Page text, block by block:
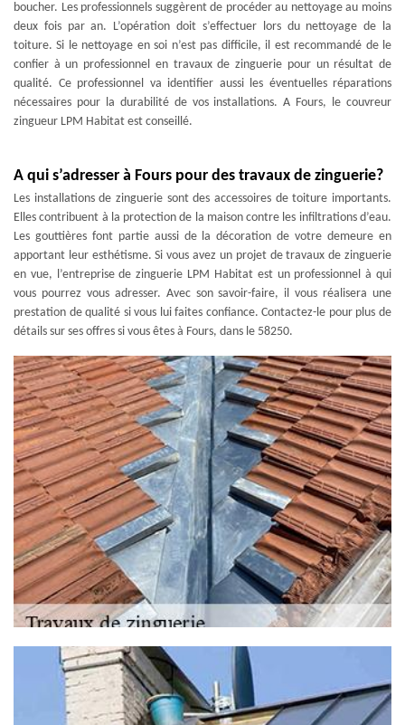
boucher. Les professionnels suggèrent de procéder au nettoyage au moins
deux fois par an. L’opération doit s’effectuer lors du nettoyage de la
toiture. Si le nettoyage en soi n’est pas difficile, il est recommandé de le
confier à un professionnel en travaux de zinguerie pour un résultat de
qualité. Ce professionnel va identifier aussi les éventuelles réparations
nécessaires pour la durabilité de vos installations. A Fours, le couvreur
zingueur LPM Habitat est conseillé.
A qui s’adresser à Fours pour des travaux de zinguerie?
Les installations de zinguerie sont des accessoires de toiture importants.
Elles contribuent à la protection de la maison contre les infiltrations d’eau.
Les gouttières font partie aussi de la décoration de votre demeure en
apportant leur esthétisme. Si vous avez un projet de travaux de zinguerie
en vue, l’entreprise de zinguerie LPM Habitat est un professionnel à qui
vous pourrez vous adresser. Avec son savoir-faire, il vous réalisera une
prestation de qualité si vous lui faites confiance. Contactez-le pour plus de
détails sur ses offres si vous êtes à Fours, dans le 58250.